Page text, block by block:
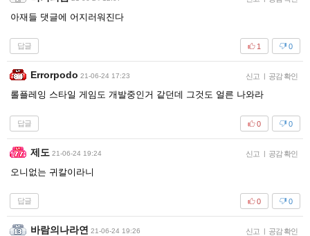
아재들 댓글에 어지러워진다
답글 0
1
Errorpodo 21-06-24 17:23 신고 | 공감 확인
롤플레잉 스타일 게임도 개발중인거 같던데 그것도 얼른 나와라
답글 0
0
제도 21-06-24 19:24 신고 | 공감 확인
오니없는 귀칼이라니
답글 0
0
바람의나라연 21-06-24 19:26 신고 | 공감 확인